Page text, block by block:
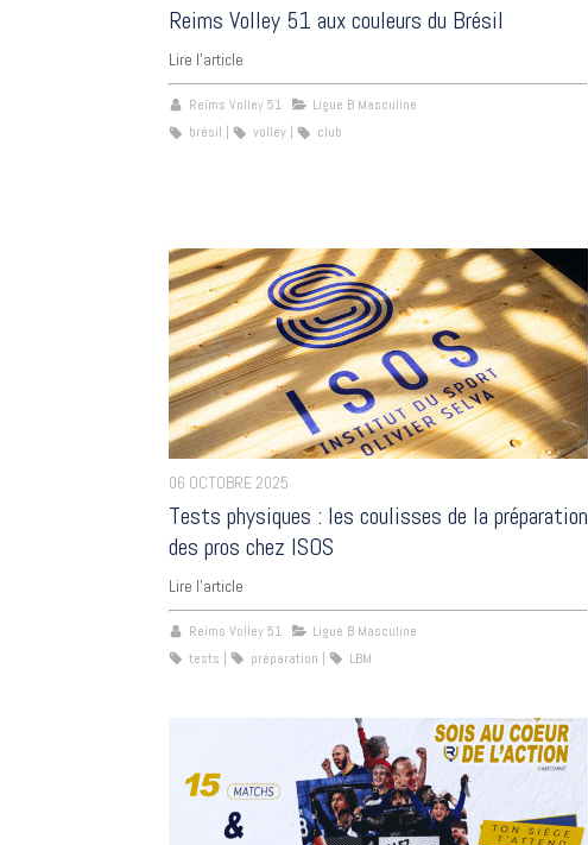
Reims Volley 51 aux couleurs du Brésil
Lire l'article
Reims Volley 51
Ligue B Masculine
brésil
volley club
06 OCTOBRE 2025
Tests physiques : les coulisses de la préparation
des pros chez ISOS
Lire l'article
Reims Volley 51
Ligue B Masculine
tests
préparation LBM